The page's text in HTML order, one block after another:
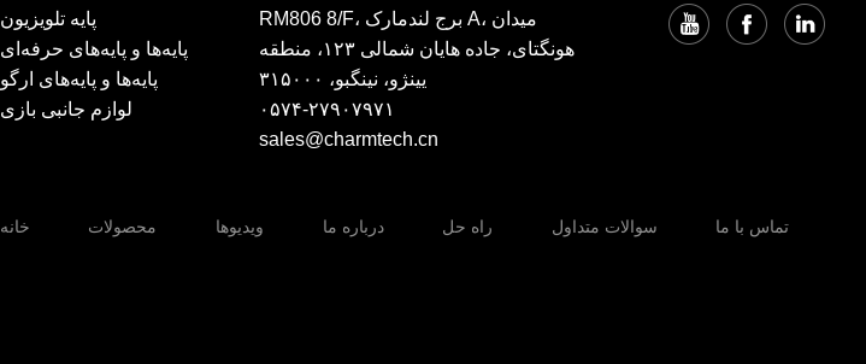
پایه تلویزیون
پایه‌ها و پایه‌های حرفه‌ای
پایه‌ها و پایه‌های ارگو
لوازم جانبی بازی
RM806 8/F، برج لندمارک A، میدان
هونگتای، جاده هایان شمالی ۱۲۳، منطقه
یینژو، نینگبو، ۳۱۵۰۰۰
۰۵۷۴-۲۷۹۰۷۹۷۱
sales@charmtech.cn
خانه محصولات ویدیوها درباره ما راه حل سوالات متداول تماس با ما